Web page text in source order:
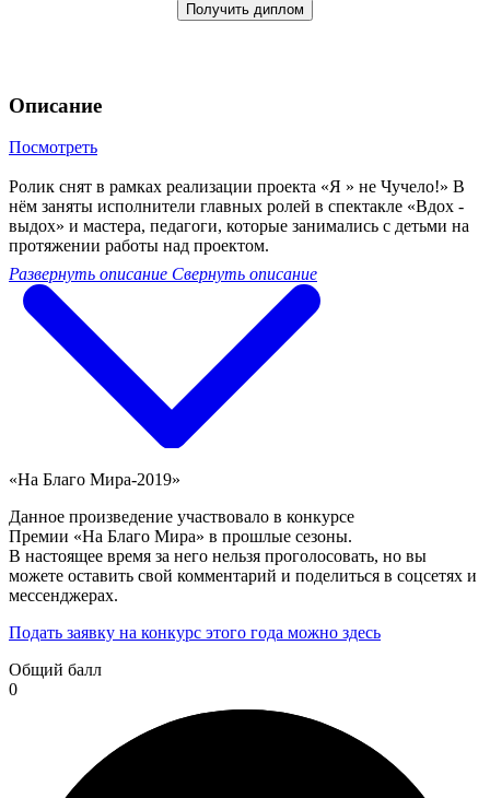
Получить диплом
Описание
Посмотреть
Ролик снят в рамках реализации проекта «Я » не Чучело!» В
нём заняты исполнители главных ролей в спектакле «Вдох -
выдох» и мастера, педагоги, которые занимались с детьми на
протяжении работы над проектом.
Развернуть описание Свернуть описание
«На Благо Мира-2019»
Данное произведение участвовало в конкурсе
Премии «На Благо Мира» в прошлые сезоны.
В настоящее время за него нельзя проголосовать, но вы
можете оставить свой комментарий и поделиться в соцсетях и
мессенджерах.
Подать заявку на конкурс этого года можно здесь
Общий балл
0